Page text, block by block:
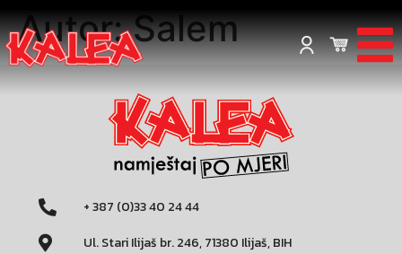
Autor:Salem
+ 387 (0)33 40 24 44
Ul. Stari Ilijaš br. 246, 71380 Ilijaš, BIH